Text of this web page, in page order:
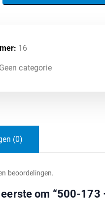
16
Geen categorie
(0)
beoordelingen.
om “500-173